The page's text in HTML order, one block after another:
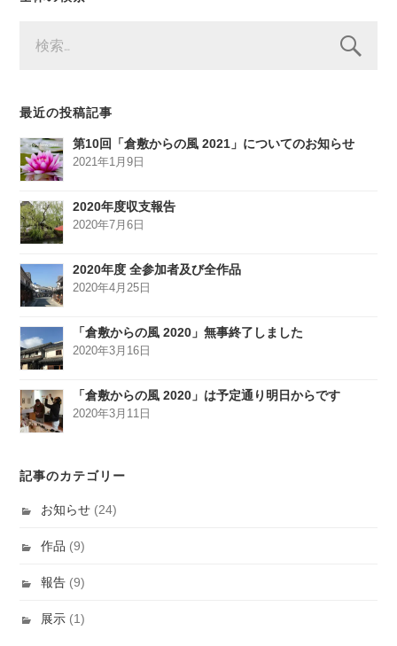
索:
最近の投稿記事
第10回「倉敷からの風 2021」についてのお知らせ
2021年1月9日
2020年度収支報告
2020年7月6日
2020年度 全参加者及び全作品
2020年4月25日
「倉敷からの風 2020」無事終了しました
2020年3月16日
「倉敷からの風 2020」は予定通り明日からです
2020年3月11日
記事のカテゴリー
お知らせ (24)
作品 (9)
報告 (9)
展示 (1)